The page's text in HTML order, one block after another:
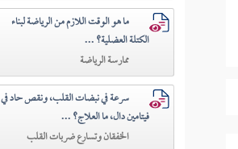
ما هو الوقت اللازم من الرياضة لبناء
الكتلة العضلية؟ ...
ممارسة الرياضة
سرعة في نبضات القلب، ونقص حاد في
فيتامين دال، ما العلاج؟ ...
الخفقان وتسارع ضربات القلب